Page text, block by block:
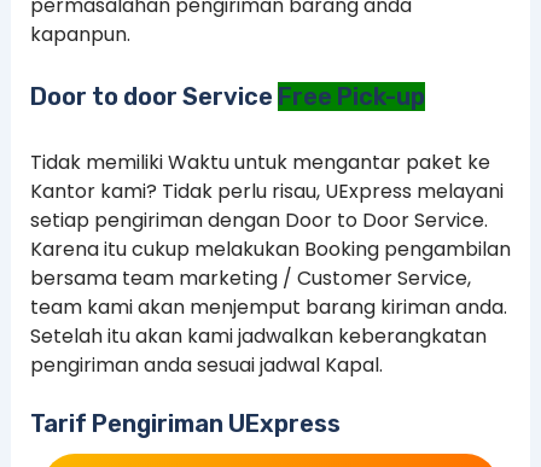
kapanpun.
Door to door Service Free Pick-up
Tidak memiliki Waktu untuk mengantar paket ke
Kantor kami? Tidak perlu risau, UExpress melayani
setiap pengiriman dengan Door to Door Service.
Karena itu cukup melakukan Booking pengambilan
bersama team marketing / Customer Service,
team kami akan menjemput barang kiriman anda.
Setelah itu akan kami jadwalkan keberangkatan
pengiriman anda sesuai jadwal Kapal.
Tarif Pengiriman UExpress